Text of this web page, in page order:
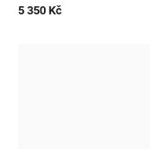
5 350 Kč